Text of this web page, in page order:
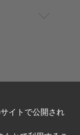
イトで公開され